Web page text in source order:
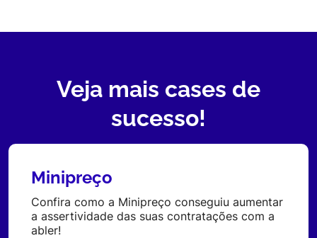
Veja mais cases de
sucesso!
Minipreço
Confira como a Minipreço conseguiu aumentar
a assertividade das suas contratações com a
abler!